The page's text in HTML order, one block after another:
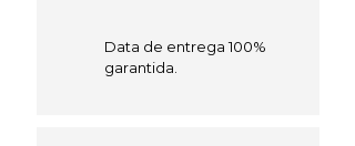
Data de entrega 100%
garantida.